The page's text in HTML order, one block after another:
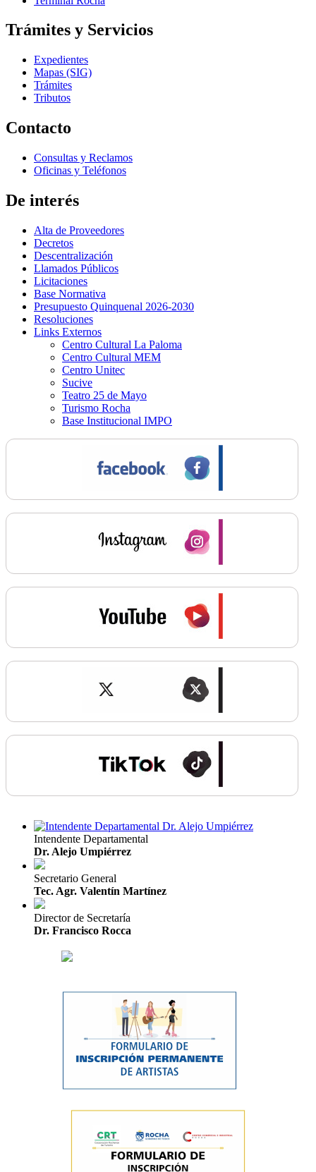
Trámites y Servicios
Expedientes
Mapas (SIG)
Trámites
Tributos
Contacto
Consultas y Reclamos
Oficinas y Teléfonos
De interés
Alta de Proveedores
Decretos
Descentralización
Llamados Públicos
Licitaciones
Base Normativa
Presupuesto Quinquenal 2026-2030
Resoluciones
Links Externos
Centro Cultural La Paloma
Centro Cultural MEM
Centro Unitec
Sucive
Teatro 25 de Mayo
Turismo Rocha
Base Institucional IMPO
Intendente Departamental
Dr. Alejo Umpiérrez
Secretario General
Tec. Agr. Valentín Martínez
Director de Secretaría
Dr. Francisco Rocca